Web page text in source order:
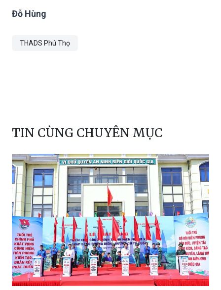
Đỗ Hùng
THADS Phú Thọ
TIN CÙNG CHUYÊN MỤC